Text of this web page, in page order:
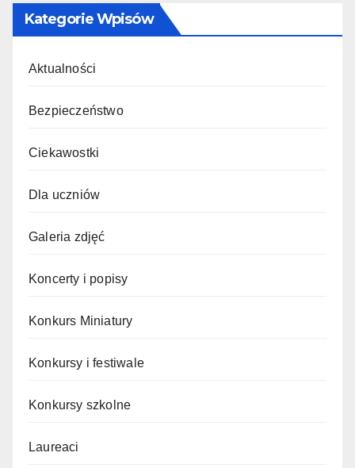
Kategorie Wpisów
Aktualności
Bezpieczeństwo
Ciekawostki
Dla uczniów
Galeria zdjęć
Koncerty i popisy
Konkurs Miniatury
Konkursy i festiwale
Konkursy szkolne
Laureaci